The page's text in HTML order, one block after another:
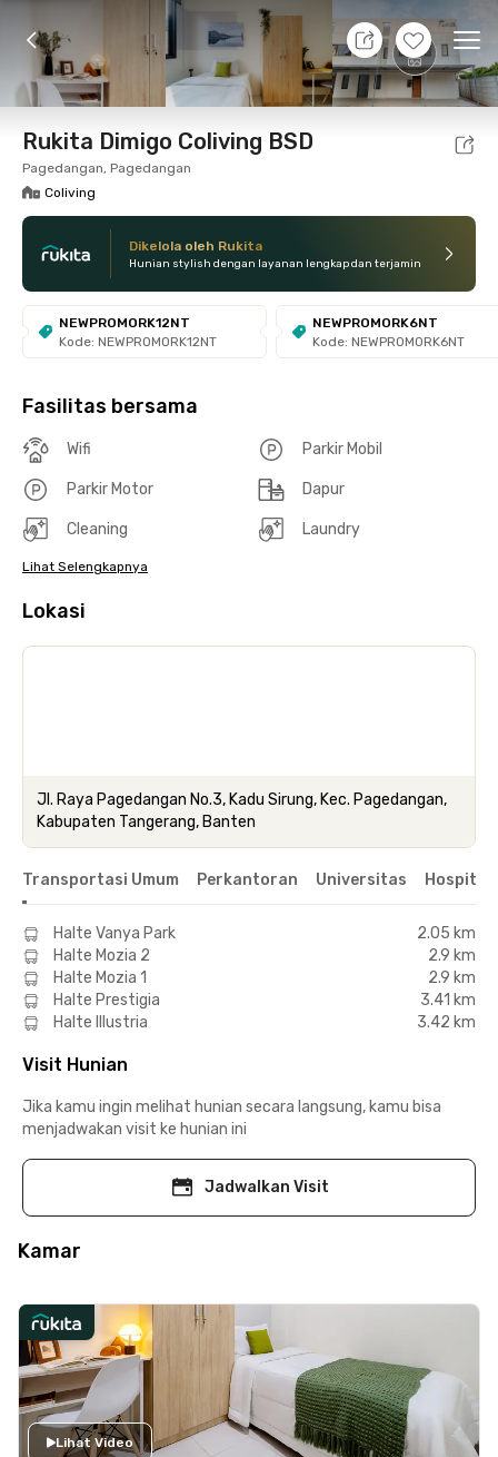
+11
8 Agt 26 - Belum tahu
Foto Fasilitas bersama Lokasi Kamar
Rukita Dimigo Coliving BSD
Pagedangan, Pagedangan
Coliving
Dikelola oleh Rukita
Hunian stylish dengan layanan lengkap dan terjamin
NEWPROMORK12NT
Kode: NEWPROMORK12NT
NEWPROMORK6NT
Kode: NEWPROMORK6NT
Fasilitas bersama
Wifi Parkir Mobil
Parkir Motor Dapur
Cleaning Laundry
Lihat Selengkapnya
Lokasi
Jl. Raya Pagedangan No.3, Kadu Sirung, Kec. Pagedangan,
Kabupaten Tangerang, Banten
Transportasi Umum Perkantoran Universitas Hospital
Halte Vanya Park
2.05 km
Halte Mozia 2
2.9 km
Halte Mozia 1
2.9 km
Halte Prestigia
3.41 km
Halte Illustria
3.42 km
Visit Hunian
Jika kamu ingin melihat hunian secara langsung, kamu bisa
menjadwakan visit ke hunian ini
Jadwalkan Visit
Kamar
Lihat Video